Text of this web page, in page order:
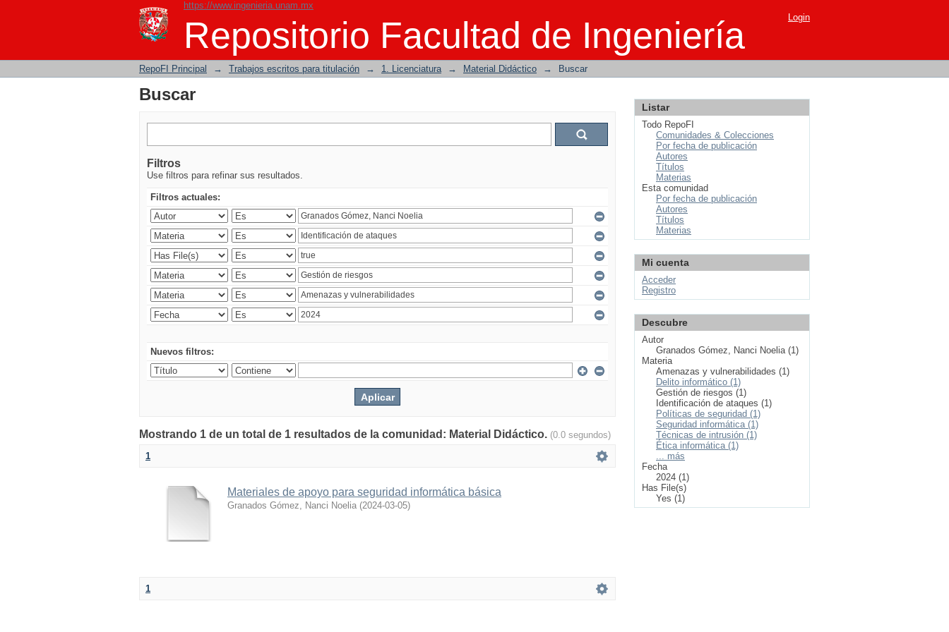
https://www.ingenieria.unam.mx
Repositorio Facultad de Ingeniería
Buscar Login
RepoFI Principal → Trabajos escritos para titulación → 1. Licenciatura → Material Didáctico → Buscar
Buscar
Filtros
Use filtros para refinar sus resultados.
Filtros actuales:
Nuevos filtros:
Mostrando 1 de un total de 1 resultados de la comunidad: Material Didáctico. (0.0 segundos)
1
Materiales de apoyo para seguridad informática básica
Granados Gómez, Nanci Noelia (2024-03-05)
1
Listar
Todo RepoFI
Comunidades & Colecciones
Por fecha de publicación
Autores
Títulos
Materias
Esta comunidad
Por fecha de publicación
Autores
Títulos
Materias
Mi cuenta
Acceder
Registro
Descubre
Autor
Granados Gómez, Nanci Noelia (1)
Materia
Amenazas y vulnerabilidades (1)
Delito informático (1)
Gestión de riesgos (1)
Identificación de ataques (1)
Políticas de seguridad (1)
Seguridad informática (1)
Técnicas de intrusión (1)
Ética informática (1)
... más
Fecha
2024 (1)
Has File(s)
Yes (1)